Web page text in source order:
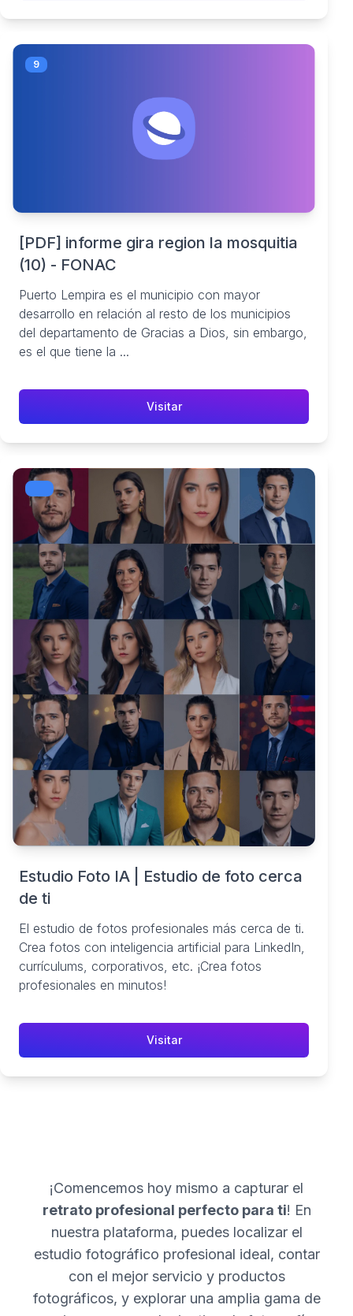
9
[PDF] informe gira region la mosquitia
(10) - FONAC
Puerto Lempira es el municipio con mayor
desarrollo en relación al resto de los municipios
del departamento de Gracias a Dios, sin embargo,
es el que tiene la ...
Visitar
Estudio Foto IA | Estudio de foto cerca
de ti
El estudio de fotos profesionales más cerca de ti.
Crea fotos con inteligencia artificial para LinkedIn,
currículums, corporativos, etc. ¡Crea fotos
profesionales en minutos!
Visitar
¡Comencemos hoy mismo a capturar el
retrato profesional perfecto para ti! En
nuestra plataforma, puedes localizar el
estudio fotográfico profesional ideal, contar
con el mejor servicio y productos
fotográficos, y explorar una amplia gama de